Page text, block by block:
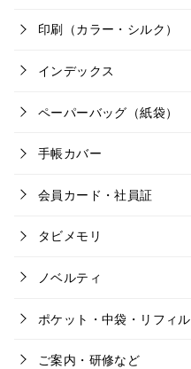
印刷（カラー・シルク）
インデックス
ペーパーバッグ（紙袋）
手帳カバー
会員カード・社員証
タビメモリ
ノベルティ
ポケット・中袋・リフィル
ご案内・研修など